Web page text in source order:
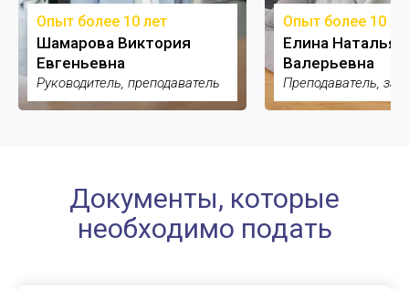
Опыт более 10 лет
Шамарова Виктория
Евгеньевна
Руководитель, преподаватель
Опыт более 10
Елина Наталья
Валерьевна
Преподаватель,
Документы, которые
необходимо подать